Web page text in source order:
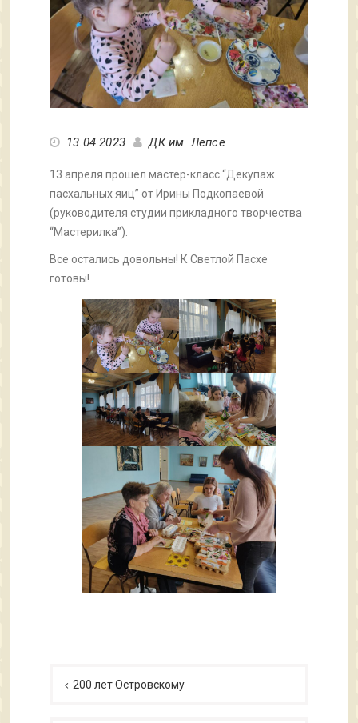
13.04.2023 ДК им. Лепсе
13 апреля прошёл мастер-класс “Декупаж
пасхальных яиц” от Ирины Подкопаевой
(руководителя студии прикладного творчества
“Мастерилка”).
Все остались довольны! К Светлой Пасхе
готовы!
по 200 лет Островскому